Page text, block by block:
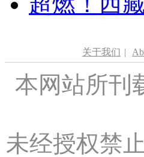
关于我们 |
本网站所刊
未经授权禁